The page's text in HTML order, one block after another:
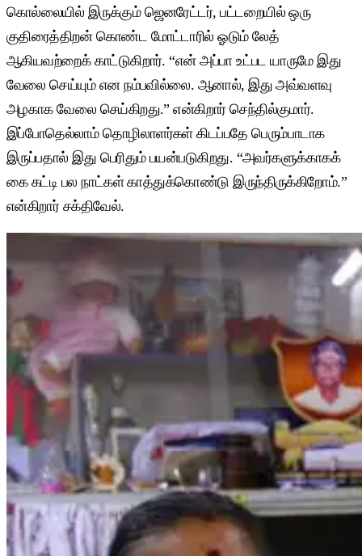
கொல்லையில் இருக்கும் ஜெனரேட்டர், பட்டறையில் ஒரு
குதிரைத்திறன் கொண்ட மோட்டாரில் ஓடும் லேத்
ஆகியவற்றைக் காட்டுகிறார். “என் அப்பா உட்பட யாருமே இது
வேலை செய்யும் என நம்பவில்லை. ஆனால், இது அவ்வளவு
அழகாக வேலை செய்கிறது.” என்கிறார் செந்தில்குமார்.
இப்போதெல்லாம் தொழிலாளர்கள் கிடப்பதே பெரும்பாடாக
இருப்பதால் இது பெரிதும் பயன்படுகிறது. “அவர்களுக்காகக்
கை கட்டி பல நாட்கள் காத்துக்கொண்டு இருந்திருக்கிறோம்.”
என்கிறார் சக்திவேல்.